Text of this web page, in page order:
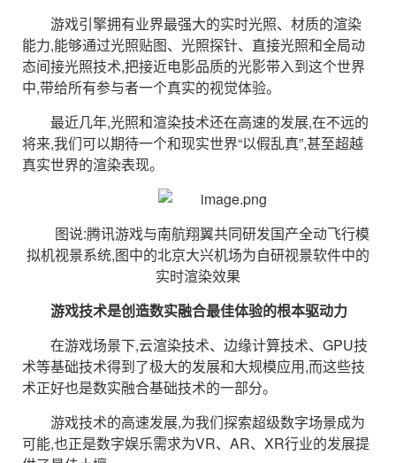
游戏引擎拥有业界最强大的实时光照、材质的渲染
能力,能够通过光照贴图、光照探针、直接光照和全局动
态间接光照技术,把接近电影品质的光影带入到这个世界
中,带给所有参与者一个真实的视觉体验。
最近几年,光照和渲染技术还在高速的发展,在不远的
将来,我们可以期待一个和现实世界“以假乱真”,甚至超越
真实世界的渲染表现。
图说:腾讯游戏与南航翔翼共同研发国产全动飞行模
拟机视景系统,图中的北京大兴机场为自研视景软件中的
实时渲染效果
游戏技术是创造数实融合最佳体验的根本驱动力
在游戏场景下,云渲染技术、边缘计算技术、GPU技
术等基础技术得到了极大的发展和大规模应用,而这些技
术正好也是数实融合基础技术的一部分。
游戏技术的高速发展,为我们探索超级数字场景成为
可能,也正是数字娱乐需求为VR、AR、XR行业的发展提